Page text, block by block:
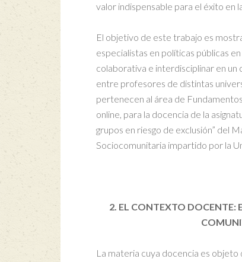
valor indispensable para el éxito en
El objetivo de este trabajo es
especialistas en políticas públicas
colaborativa e interdisciplinar en
entre profesores de distintas
pertenecen al área de
online, para la docencia de la
grupos en riesgo de exclusión” del
Sociocomunitaria impartido por la
2. EL CONTEXTO DOCENTE:
La materia cuya docencia es